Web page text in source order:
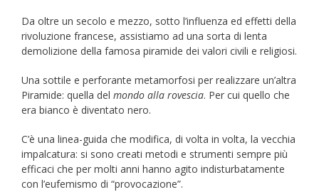
Da oltre un secolo e mezzo, sotto l’influenza ed effetti della
rivoluzione francese, assistiamo ad una sorta di lenta
demolizione della famosa piramide dei valori civili e religiosi.
Una sottile e perforante metamorfosi per realizzare un’altra
Piramide: quella del mondo alla rovescia. Per cui quello che
era bianco è diventato nero.
C’è una linea-guida che modifica, di volta in volta, la vecchia
impalcatura: si sono creati metodi e strumenti sempre più
efficaci che per molti anni hanno agito indisturbatamente
con l’eufemismo di “provocazione”.